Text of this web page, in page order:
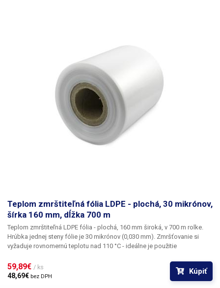
Teplom zmrštiteľná fólia LDPE - plochá, 30 mikrónov,
šírka 160 mm, dĺžka 700 m
Teplom zmrštiteľná LDPE fólia - plochá, 160 mm široká, v 700 m rolke.
Hrúbka jednej steny fólie je 30 mikrónov (0,030 mm).
vyžaduje rovnomernú teplotu nad 110 °C - ideálne je použitie
rozložená. Po zahriatí fólia približne kopíruje tvar baleného predmetu. Po
ochladení fólia stvrdne a vytvorí fixačný obal. Po zahriatí sa fólia zmrští v
59,89€ / ks
48,69€ bez DPH
Kúpiť